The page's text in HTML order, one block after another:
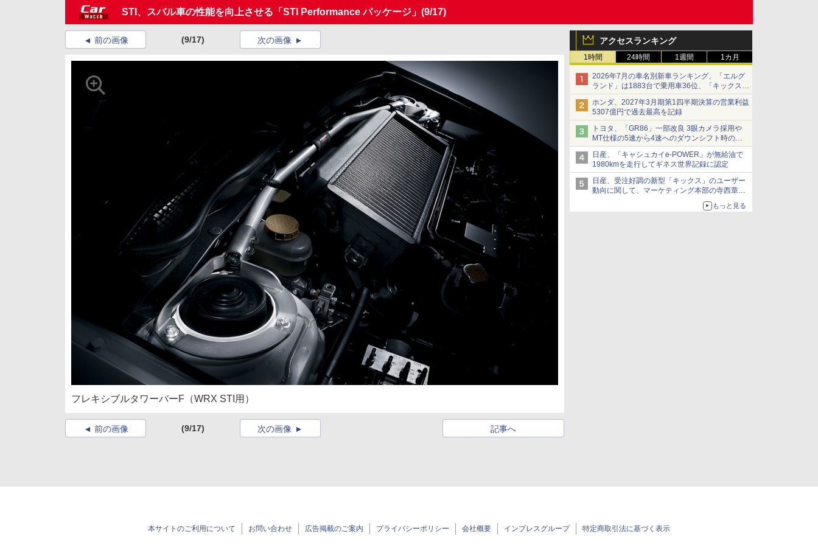
STI、スバル車の性能を向上させる「STI Performance パッケージ」 (9/17)
アクセスランキング
1時間 24時間 1週間 1カ月
2026年7月の車名別新車ランキング、「エルグ
ランド」は1883台で乗用車36位、「キックス」
は2591台で27位に
ホンダ、2027年3月期第1四半期決算の営業利益
5307億円で過去最高を記録
トヨタ、「GR86」一部改良 3眼カメラ採用や
MT仕様の5速から4速へのダウンシフト時の操
作性向上など
日産、「キャシュカイe-POWER」が無給油で
1980kmを走行してギネス世界記録に認定
日産、受注好調の新型「キックス」のユーザー
動向に関して、マーケティング本部の寺西章氏
もっと見る
前の画像 (9/17) 次の画像
フレキシブルタワーバーF（WRX STI用）
前の画像 (9/17) 記事へ
次の画像
本サイトのご利用について お問い合わせ 広告掲載のご案内 プライバシーポリシー 会社概要 インプレスグループ 特定商取引法に基づく表示